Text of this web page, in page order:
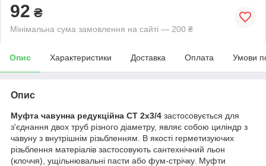
92 ₴
Мінімальна сума замовлення на сайті — 200 ₴
Опис Характеристики Доставка Оплата Умови
Опис
Муфта чавунна редукційна СТ 2x3/4 застосовується для
з'єднання двох труб різного діаметру, являє собою циліндр з
чавуну з внутрішнім різьбленням. В якості герметизуючих
різьблення матеріалів застосовують сантехнічний льон
(клоччя), ущільнювальні пасти або фум-стрічку. Муфти